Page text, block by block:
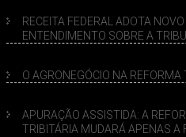
RECEITA FEDERAL ADOTA NOVO
ENTENDIMENTO SOBRE A
O AGRONEGÓCIO NA REFORMA
APURAÇÃO ASSISTIDA: A
TRIBITÁRIA MUDARÁ APENAS A